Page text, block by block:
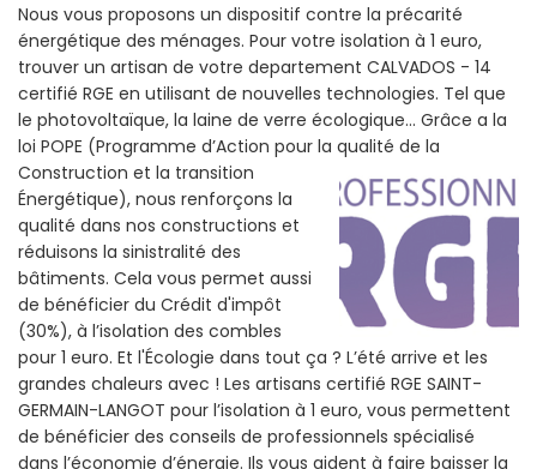
Nous vous proposons un dispositif contre la précarité
énergétique des ménages. Pour votre isolation à 1 euro,
trouver un artisan de votre departement CALVADOS - 14
certifié RGE en utilisant de nouvelles technologies. Tel que
le photovoltaïque, la laine de verre écologique... Grâce a la
loi POPE (Programme d’Action pour la qualité de la
Construction et la transition
Énergétique), nous renforçons la
qualité dans nos constructions et
réduisons la sinistralité des
bâtiments. Cela vous permet aussi
de bénéficier du Crédit d'impôt
(30%), à l’isolation des combles
pour 1 euro. Et l'Écologie dans tout ça ? L’été arrive et les
grandes chaleurs avec ! Les artisans certifié RGE SAINT-
GERMAIN-LANGOT pour l’isolation à 1 euro, vous permettent
de bénéficier des conseils de professionnels spécialisé
dans l’économie d’énergie. Ils vous aident à faire baisser la